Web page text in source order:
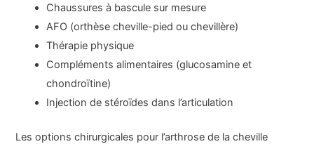
Chaussures à bascule sur mesure
AFO (orthèse cheville-pied ou chevillère)
Thérapie physique
Compléments alimentaires (glucosamine et
chondroïtine)
Injection de stéroïdes dans l’articulation
Les options chirurgicales pour l’arthrose de la cheville